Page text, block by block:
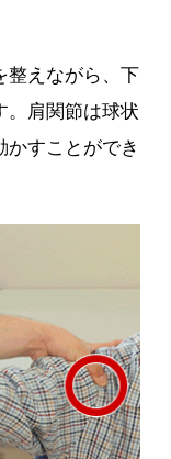
整えながら、下
。肩関節は球状
かすことができ